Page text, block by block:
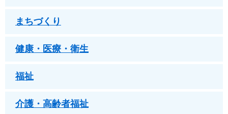
まちづくり
健康・医療・衛生
福祉
介護・高齢者福祉